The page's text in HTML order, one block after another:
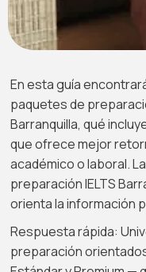
En esta guía
paquetes de
Barranquilla, qué
que ofrece mejor
académico o laboral.
preparación IELTS
orienta la información
Respuesta rápida:
preparación